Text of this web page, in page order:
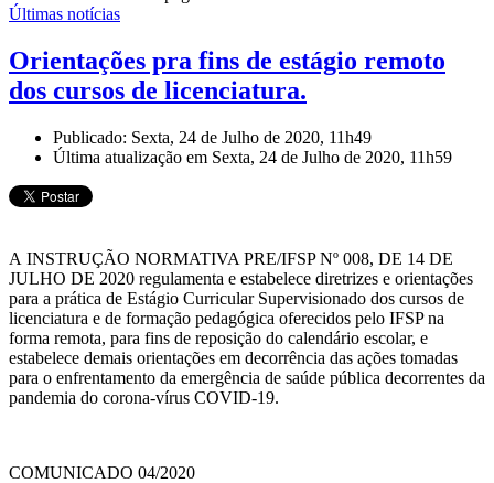
Últimas notícias
Orientações pra fins de estágio remoto
dos cursos de licenciatura.
Publicado: Sexta, 24 de Julho de 2020, 11h49
Última atualização em Sexta, 24 de Julho de 2020, 11h59
A INSTRUÇÃO NORMATIVA PRE/IFSP Nº 008, DE 14 DE
JULHO DE 2020 regulamenta e estabelece diretrizes e orientações
para a prática de Estágio Curricular Supervisionado dos cursos de
licenciatura e de formação pedagógica oferecidos pelo IFSP na
forma remota, para fins de reposição do calendário escolar, e
estabelece demais orientações em decorrência das ações tomadas
para o enfrentamento da emergência de saúde pública decorrentes da
pandemia do corona-vírus COVID-19.
COMUNICADO 04/2020